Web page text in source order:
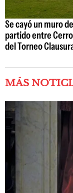
Se cayó un muro
partido entre
del Torneo
MÁS